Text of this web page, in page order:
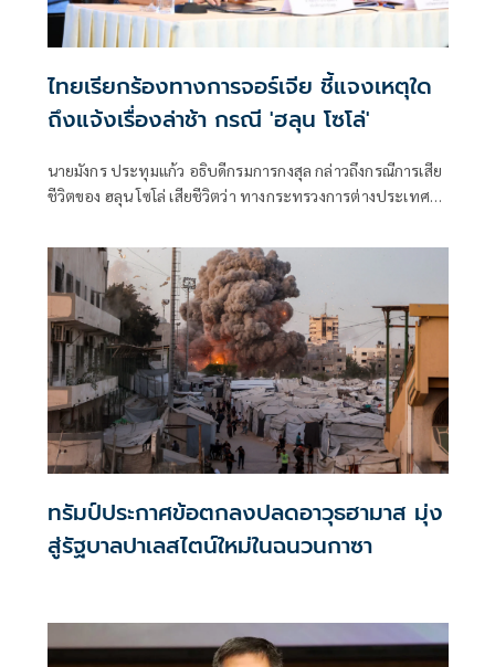
ไทยเรียกร้องทางการจอร์เจีย ชี้แจงเหตุใด
ถึงแจ้งเรื่องล่าช้า กรณี 'ฮลุน โซโล่'
นายมังกร ประทุมแก้ว อธิบดีกรมการกงสุล กล่าวถึงกรณีการเสีย
ชีวิตของ ฮลุน โซโล่ เสียชีวิตว่า ทางกระทรวงการต่างประเทศ
พวงเกตุแก้ว รองนายกฯ และ รมว.ต่างประเทศ จะหาโอกาสพูด
คุยกับครอบครัวผู้สูญเสียอีกครั้งหนึ่ง
ทรัมป์ประกาศข้อตกลงปลดอาวุธฮามาส มุ่ง
สู่รัฐบาลปาเลสไตน์ใหม่ในฉนวนกาซา